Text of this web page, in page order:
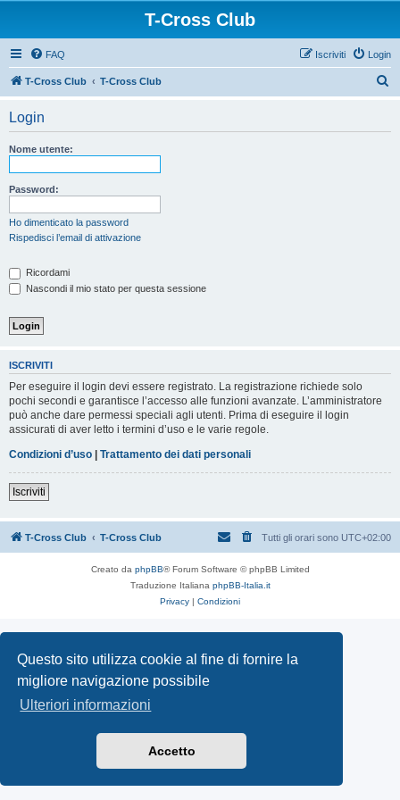
Questo sito utilizza cookie al fine di fornire la
migliore navigazione possibile
Ulteriori informazioni
Accetto
T-Cross Club
FAQ Login
Iscriviti
T-Cross Club T-Cross Club
Login
Nome utente:
Password:
Ho dimenticato la password
Rispedisci l’email di attivazione
Ricordami
Nascondi il mio stato per questa sessione
ISCRIVITI
Per eseguire il login devi essere registrato. La registrazione richiede solo
pochi secondi e garantisce l’accesso alle funzioni avanzate. L’amministratore
può anche dare permessi speciali agli utenti. Prima di eseguire il login
assicurati di aver letto i termini d’uso e le varie regole.
Condizioni d’uso | Trattamento dei dati personali
Iscriviti
T-Cross Club T-Cross Club Tutti gli orari sono UTC+02:00
Creato da phpBB® Forum Software © phpBB Limited
Traduzione Italiana phpBB-Italia.it
Privacy | Condizioni